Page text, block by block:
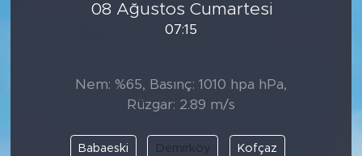
08 Ağustos Cumartesi
07:15
Nem: %65, Basınç: 1010 hpa hPa,
Rüzgar: 2.89 m/s
Babaeski Demirköy Kofçaz
Sektör